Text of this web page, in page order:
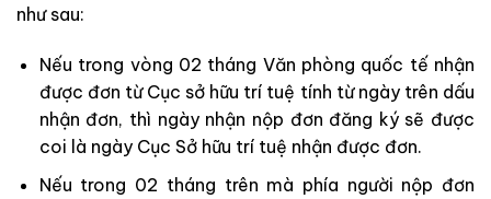
như sau:
Nếu trong vòng 02 tháng Văn phòng quốc tế nhận
được đơn từ Cục sở hữu trí tuệ tính từ ngày trên dấu
nhận đơn, thì ngày nhận nộp đơn đăng ký sẽ được
coi là ngày Cục Sở hữu trí tuệ nhận được đơn.
Nếu trong 02 tháng trên mà phía người nộp đơn